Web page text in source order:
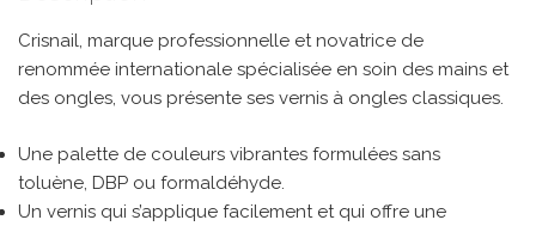
Crisnail, marque professionnelle et novatrice de
renommée internationale spécialisée en soin des mains et
des ongles, vous présente ses vernis à ongles classiques.
Une palette de couleurs vibrantes formulées sans
toluène, DBP ou formaldéhyde.
Un vernis qui s’applique facilement et qui offre une